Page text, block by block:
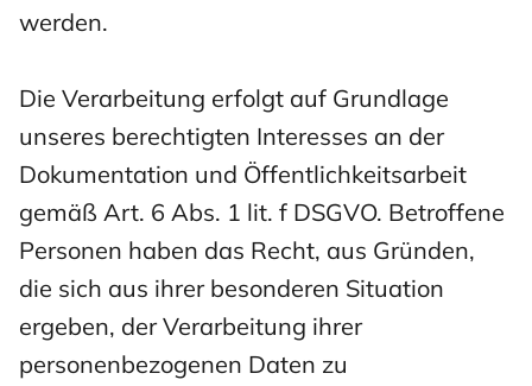
werden.
Die Verarbeitung erfolgt auf Grundlage
unseres berechtigten Interesses an der
Dokumentation und Öffentlichkeitsarbeit
gemäß Art. 6 Abs. 1 lit. f DSGVO. Betroffene
Personen haben das Recht, aus Gründen,
die sich aus ihrer besonderen Situation
ergeben, der Verarbeitung ihrer
personenbezogenen Daten zu